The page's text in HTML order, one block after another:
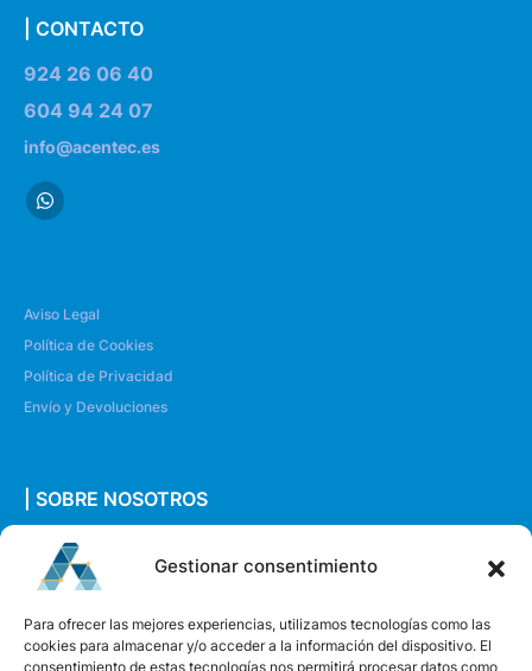
Gestionar consentimiento
Para ofrecer las mejores experiencias, utilizamos tecnologías como las
cookies para almacenar y/o acceder a la información del dispositivo. El
consentimiento de estas tecnologías nos permitirá procesar datos como
| CONTACTO
924 26 06 40
604 94 24 07
info@acentec.es
Aviso Legal
Política de Cookies
Política de Privacidad
Envío y Devoluciones
| SOBRE NOSOTROS
Quiénes somos
Envíanos un mensaje